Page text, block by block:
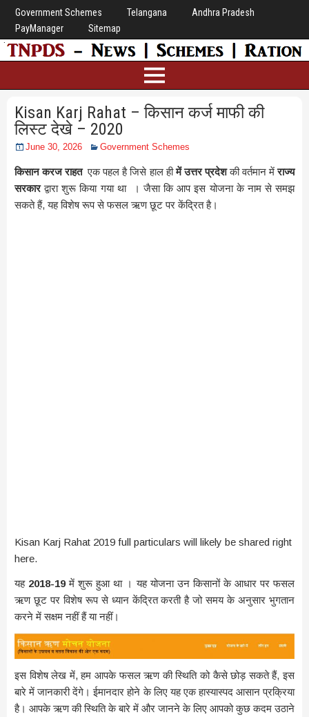
Government Schemes Telangana
Andhra Pradesh
PayManager
Sitemap
Kisan Karj Rahat – किसान कर्ज माफी की
लिस्ट देखे – 2020
June 30, 2026 Government Schemes
किसान करज राहतएक पहल है जिसे हाल हीमें उत्तर प्रदेशकी वर्तमान मेंराज्य
सरकारद्वारा शुरू किया गया था । जैसा कि आप इस योजना के नाम से समझ
सकते हैं, यह विशेष रूप से फसल ऋण छूट पर केंद्रित है।
Kisan Karj Rahat 2019 full particulars will likely be shared right
here.
यह 2018-19में शुरू हुआ था । यह योजना उन किसानों के आधार पर फसल
ऋण छूट पर विशेष रूप से ध्यान केंद्रित करती है जो समय के अनुसार भुगतान
करने में सक्षम नहीं हैं या नहीं।
इस विशेष लेख में, हम आपके फसल ऋण की स्थिति को कैसे छोड़ सकते हैं, इस
बारे में जानकारी देंगे। ईमानदार होने के लिए यह एक हास्यास्पद आसान प्रक्रिया
है। आपके ऋण की स्थिति के बारे में और जानने के लिए आपको कुछ कदम उठाने